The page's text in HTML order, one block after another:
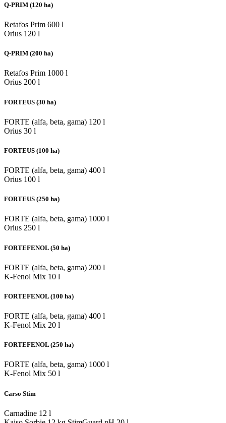
Q-PRIM (120 ha)
Retafos Prim 600 l
Orius 120 l
Q-PRIM (200 ha)
Retafos Prim 1000 l
Orius 200 l
FORTEUS (30 ha)
FORTE (alfa, beta, gama) 120 l
Orius 30 l
FORTEUS (100 ha)
FORTE (alfa, beta, gama) 400 l
Orius 100 l
FORTEUS (250 ha)
FORTE (alfa, beta, gama) 1000 l
Orius 250 l
FORTEFENOL (50 ha)
FORTE (alfa, beta, gama) 200 l
K-Fenol Mix 10 l
FORTEFENOL (100 ha)
FORTE (alfa, beta, gama) 400 l
K-Fenol Mix 20 l
FORTEFENOL (250 ha)
FORTE (alfa, beta, gama) 1000 l
K-Fenol Mix 50 l
Carso Stim
Carnadine 12 l